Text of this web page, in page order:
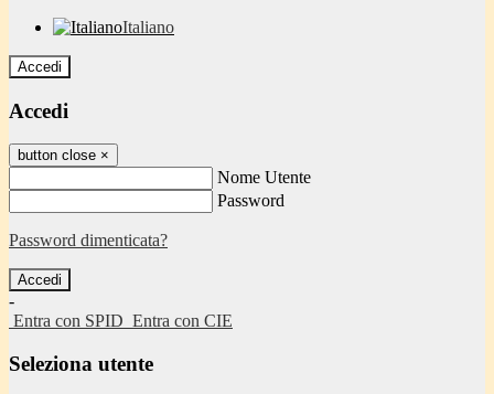
Italiano
Accedi
Accedi
button close ×
Nome Utente
Password
Password dimenticata?
-
Entra con SPID Entra con CIE
Seleziona utente